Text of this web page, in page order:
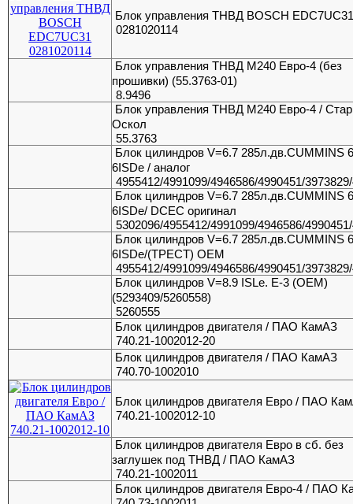
Блок управления ТНВД BOSCH
0281020114
Блок управления ТНВД М240 Евро-4 (без
прошивки) (55.3763-01)
8.9496
Блок управления ТНВД М240 Евро-4 /
Оскол
55.3763
Блок цилиндров V=6.7 285л.дв.CUMMINS
6ISDe / аналог
4955412/4991099/4946586/4990451/
Блок цилиндров V=6.7 285л.дв.CUMMINS
6ISDe/ DCEC оригинал
5302096/4955412/4991099/4946586/
Блок цилиндров V=6.7 285л.дв.CUMMINS
6ISDe/(ТРЕСТ) OEM
4955412/4991099/4946586/4990451/
Блок цилиндров V=8.9 ISLe. E-3 (ОЕМ)
(5293409/5260558)
5260555
Блок цилиндров двигателя / ПАО КамАЗ
740.21-1002012-20
Блок цилиндров двигателя / ПАО КамАЗ
740.70-1002010
Блок цилиндров двигателя Евро / ПАО
740.21-1002012-10
Блок цилиндров двигателя Евро в сб. без
заглушек под ТНВД / ПАО КамАЗ
740.21-1002011
Блок цилиндров двигателя Евро-4 / ПАО